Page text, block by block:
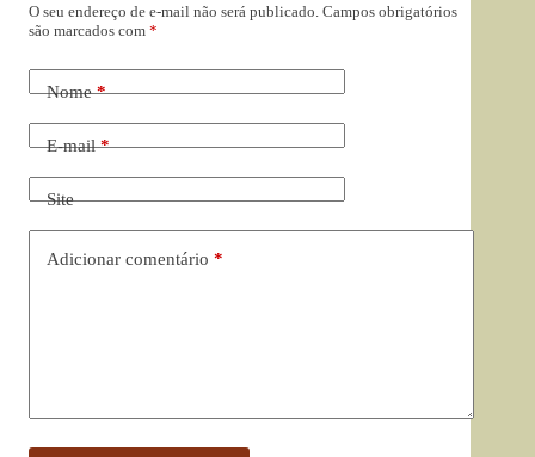
O seu endereço de e-mail não será publicado. Campos obrigatórios
são marcados com *
Nome*
E-mail*
Site
Adicionar comentário *